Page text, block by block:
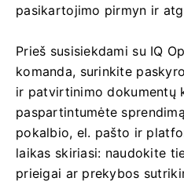
pasikartojimo pirmyn ir
Prieš susisiekdami su IQ
komanda, surinkite
ir patvirtinimo dokumentų
paspartintumėte
pokalbio, el. pašto ir
laikas skiriasi: naudokite
prieigai ar prekybos